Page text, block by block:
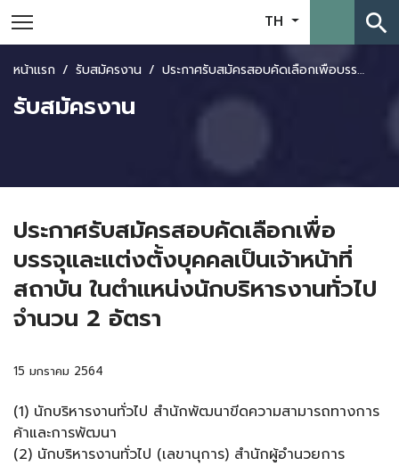
TH search
หน้าแรก รับสมัครงาน ประกาศรับสมัครสอบคัดเลือกเพื่อบรรจุและแต่งตั้งบุคคลเป็นเจ้าหน้าที่สถาบัน ในตำแหน่งนักบริหารงานทั่วไปจำนวน 2 อัตรา
รับสมัครงาน
ประกาศรับสมัครสอบคัดเลือกเพื่อ
บรรจุและแต่งตั้งบุคคลเป็นเจ้าหน้าที่
สถาบัน ในตำแหน่งนักบริหารงานทั่วไป
จำนวน 2 อัตรา
15 มกราคม 2564
(1) นักบริหารงานทั่วไป สำนักพัฒนาขีดความสามารถทางการ
ค้าและการพัฒนา
(2) นักบริหารงานทั่วไป (เลขานุการ) สำนักผู้อำนวยการ